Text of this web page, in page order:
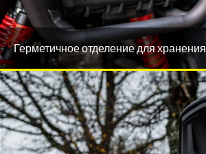
Герметичное отделение для хранения